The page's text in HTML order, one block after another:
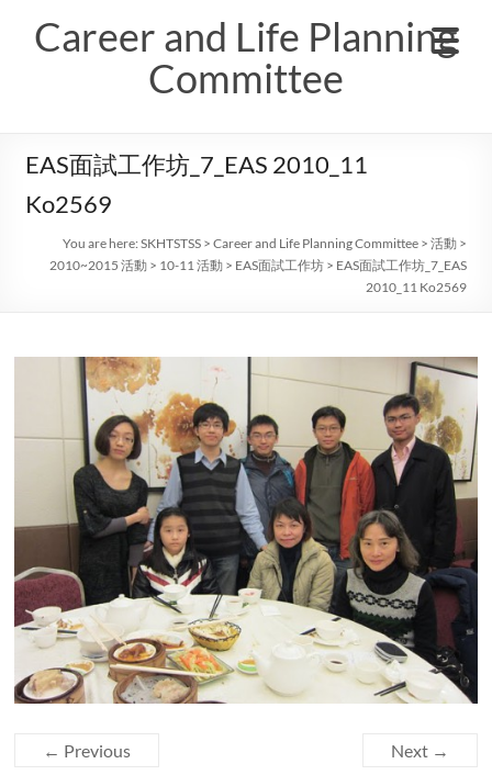
contentCareer and Life Planning
Committee
EAS面試工作坊_7_EAS 2010_11
Ko2569
You are here:SKHTSTSS >Career and Life Planning Committee >活動 >
2010~2015 活動 > 10-11 活動 > EAS面試工作坊 > EAS面試工作坊_7_EAS
2010_11 Ko2569
← Previous Next →